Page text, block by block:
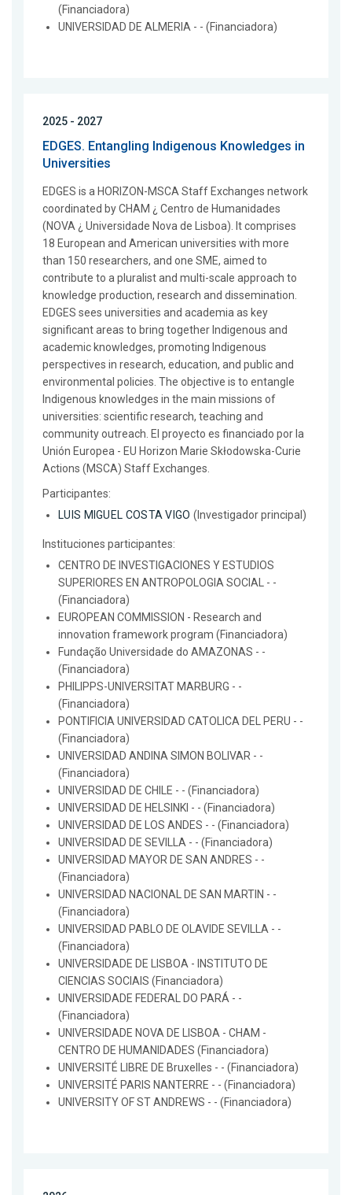
(Financiadora)
UNIVERSIDAD DE ALMERIA - - (Financiadora)
2025 - 2027
EDGES. Entangling Indigenous Knowledges in
Universities
EDGES is a HORIZON-MSCA Staff Exchanges network
coordinated by CHAM ¿ Centro de Humanidades
(NOVA ¿ Universidade Nova de Lisboa). It comprises
18 European and American universities with more
than 150 researchers, and one SME, aimed to
contribute to a pluralist and multi-scale approach to
knowledge production, research and dissemination.
EDGES sees universities and academia as key
significant areas to bring together Indigenous and
academic knowledges, promoting Indigenous
perspectives in research, education, and public and
environmental policies. The objective is to entangle
Indigenous knowledges in the main missions of
universities: scientific research, teaching and
community outreach. El proyecto es financiado por la
Unión Europea - EU Horizon Marie Skłodowska-Curie
Actions (MSCA) Staff Exchanges.
Participantes:
LUIS MIGUEL COSTA VIGO (Investigador principal)
Instituciones participantes:
CENTRO DE INVESTIGACIONES Y ESTUDIOS
SUPERIORES EN ANTROPOLOGIA SOCIAL - -
(Financiadora)
EUROPEAN COMMISSION - Research and
innovation framework program (Financiadora)
Fundação Universidade do AMAZONAS - -
(Financiadora)
PHILIPPS-UNIVERSITAT MARBURG - -
(Financiadora)
PONTIFICIA UNIVERSIDAD CATOLICA DEL PERU - -
(Financiadora)
UNIVERSIDAD ANDINA SIMON BOLIVAR - -
(Financiadora)
UNIVERSIDAD DE CHILE - - (Financiadora)
UNIVERSIDAD DE HELSINKI - - (Financiadora)
UNIVERSIDAD DE LOS ANDES - - (Financiadora)
UNIVERSIDAD DE SEVILLA - - (Financiadora)
UNIVERSIDAD MAYOR DE SAN ANDRES - -
(Financiadora)
UNIVERSIDAD NACIONAL DE SAN MARTIN - -
(Financiadora)
UNIVERSIDAD PABLO DE OLAVIDE SEVILLA - -
(Financiadora)
UNIVERSIDADE DE LISBOA - INSTITUTO DE
CIENCIAS SOCIAIS (Financiadora)
UNIVERSIDADE FEDERAL DO PARÁ - -
(Financiadora)
UNIVERSIDADE NOVA DE LISBOA - CHAM -
CENTRO DE HUMANIDADES (Financiadora)
UNIVERSITÉ LIBRE DE Bruxelles - - (Financiadora)
UNIVERSITÉ PARIS NANTERRE - - (Financiadora)
UNIVERSITY OF ST ANDREWS - - (Financiadora)